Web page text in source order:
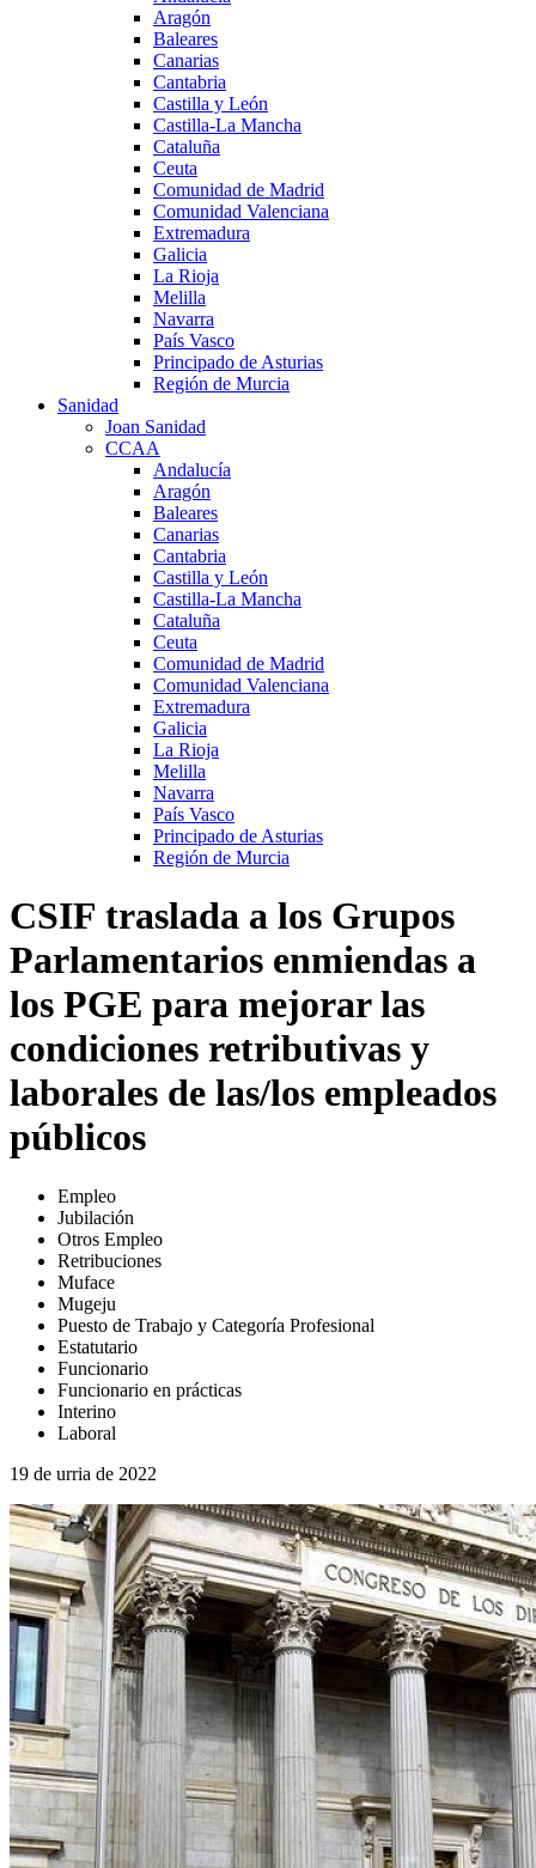
Aragón
Baleares
Canarias
Cantabria
Castilla y León
Castilla-La Mancha
Cataluña
Ceuta
Comunidad de Madrid
Comunidad Valenciana
Extremadura
Galicia
La Rioja
Melilla
Navarra
País Vasco
Principado de Asturias
Región de Murcia
Sanidad
Joan Sanidad
CCAA
Andalucía
Aragón
Baleares
Canarias
Cantabria
Castilla y León
Castilla-La Mancha
Cataluña
Ceuta
Comunidad de Madrid
Comunidad Valenciana
Extremadura
Galicia
La Rioja
Melilla
Navarra
País Vasco
Principado de Asturias
Región de Murcia
CSIF traslada a los Grupos
Parlamentarios enmiendas a
los PGE para mejorar las
condiciones retributivas y
laborales de las/los empleados
públicos
Empleo
Jubilación
Otros Empleo
Retribuciones
Muface
Mugeju
Puesto de Trabajo y Categoría Profesional
Estatutario
Funcionario
Funcionario en prácticas
Interino
Laboral
19 de urria de 2022